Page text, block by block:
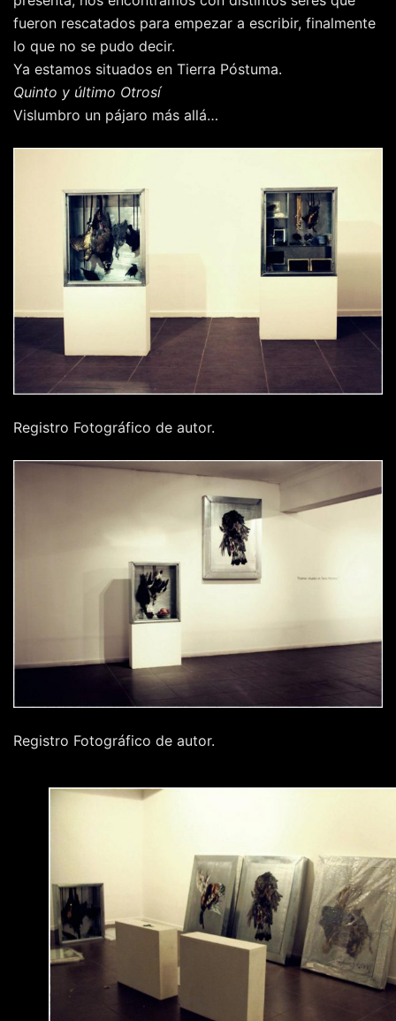
fueron rescatados para empezar a escribir, finalmente
lo que no se pudo decir.
Ya estamos situados en Tierra Póstuma.
Quinto y último Otrosí
Vislumbro un pájaro más allá…
Registro Fotográfico de autor.
Registro Fotográfico de autor.